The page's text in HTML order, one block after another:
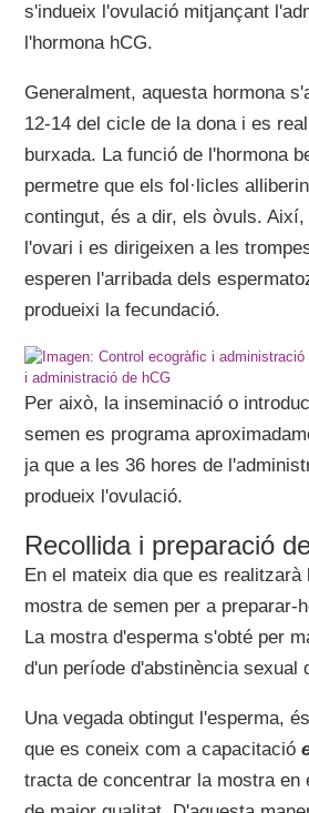
s'indueix l'ovulació mitjançant
l'hormona hCG.
Generalment, aquesta hormona
12-14 del cicle de la dona i es
burxada. La funció de l'hormona
permetre que els fol·licles
contingut, és a dir, els òvuls.
l'ovari i es dirigeixen a les
esperen l'arribada dels
produeixi la fecundació.
i administració de hCG
Per això, la inseminació o
semen es programa
ja que a les 36 hores de
produeix l'ovulació.
Recollida i preparació
En el mateix dia que es
mostra de semen per a preparar-
La mostra d'esperma s'obté per
d'un període d'abstinència sexual
Una vegada obtingut l'esperma,
que es coneix com a capacitació
tracta de concentrar la mostra en